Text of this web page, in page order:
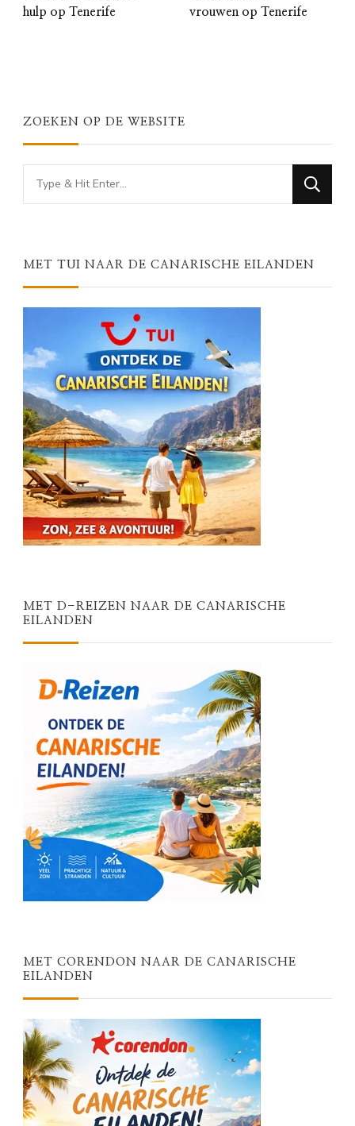
hulp op Tenerife
vrouwen op Tenerife
ZOEKEN OP DE WEBSITE
Looking
for
MET TUI NAAR DE CANARISCHE EILANDEN
MET D-REIZEN NAAR DE CANARISCHE
EILANDEN
MET CORENDON NAAR DE CANARISCHE
EILANDEN